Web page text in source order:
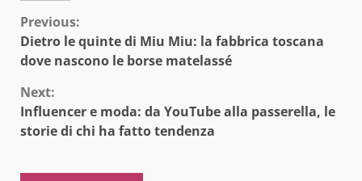
Continue
Reading
Previous:
Dietro le quinte di Miu Miu: la fabbrica toscana
dove nascono le borse matelassé
Next:
Influencer e moda: da YouTube alla passerella, le
storie di chi ha fatto tendenza